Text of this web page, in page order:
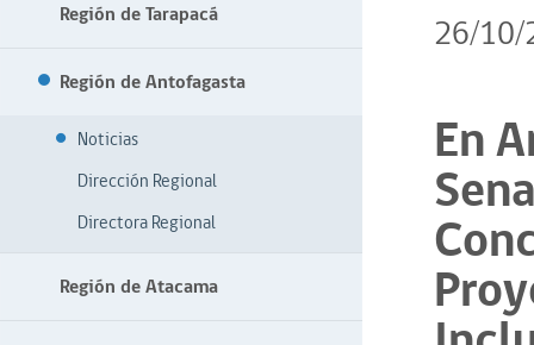
Región de Tarapacá
Región de Antofagasta
Noticias
Dirección Regional
Directora Regional
Región de Atacama
26/
En